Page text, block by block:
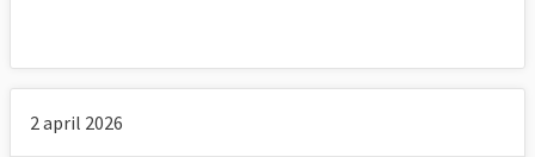
2 april 2026